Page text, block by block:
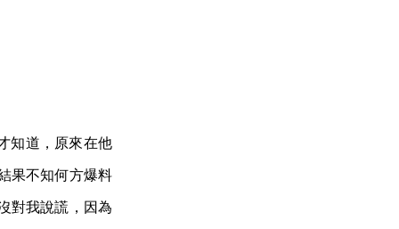
知道，原來在他
果不知何方爆料
對我說謊，因為